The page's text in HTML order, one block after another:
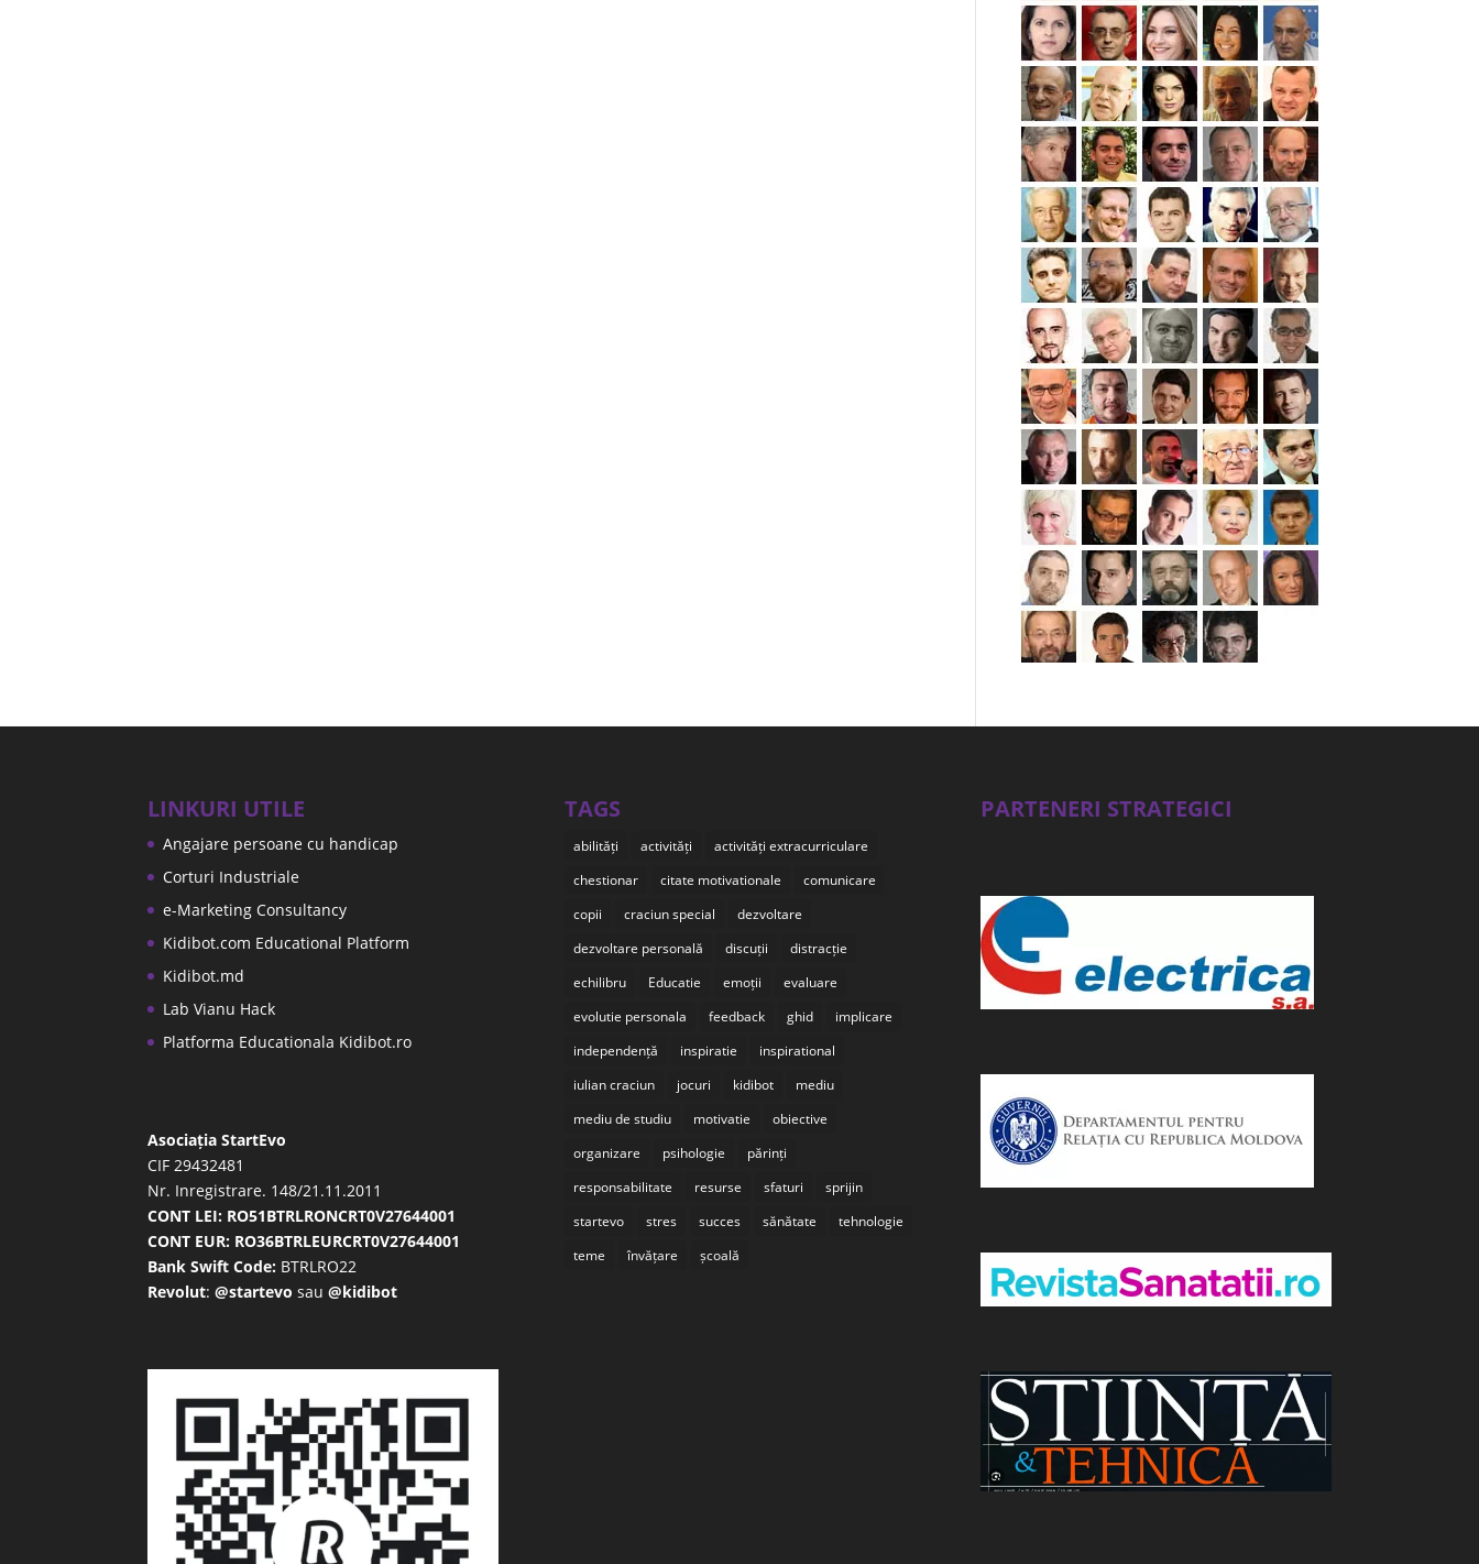
LINKURI UTILE
Angajare persoane cu handicap
Corturi Industriale
e-Marketing Consultancy
Kidibot.com Educational Platform
Kidibot.md
Lab Vianu Hack
Platforma Educationala Kidibot.ro
Asociația StartEvo
CIF 29432481
Nr. Inregistrare. 148/21.11.2011
CONT LEI: RO51BTRLRONCRT0V27644001
CONT EUR: RO36BTRLEURCRT0V27644001
Bank Swift Code: BTRLRO22
Revolut:@startevo sau@kidibot
TAGS
abilități activități
activități extracurriculare
chestionar
citate motivationale
comunicare
copii
craciun special
dezvoltare
dezvoltare personală
discuții
distracție
echilibru
Educatie emoții
evaluare
evolutie personala
feedback ghid
implicare
independență
inspiratie
inspirational
iulian craciun
jocuri kidibot
mediu
mediu de studiu
motivatie
obiective
organizare
psihologie
părinți
responsabilitate
resurse sfaturi
sprijin
startevo
stres succes sănătate
tehnologie
teme
învățare școală
PARTENERI STRATEGICI